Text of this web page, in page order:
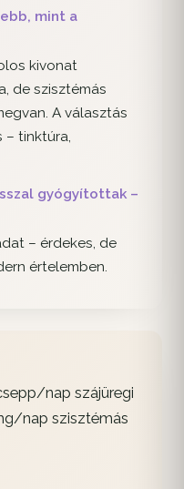
mint a
kivonat
de szisztémás
A választás
– tinktúra,
gyógyítottak –
– érdekes, de
értelemben.
nap szájüregi
nap szisztémás